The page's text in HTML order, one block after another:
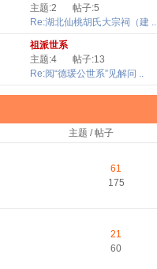
主题:2
帖子:5
Re:湖北仙桃胡氏大宗祠（建 ..
祖派世系
主题:4
帖子:13
Re:阅“德瑗公世系”见解问 ..
主题 / 帖子
61
175
21
60